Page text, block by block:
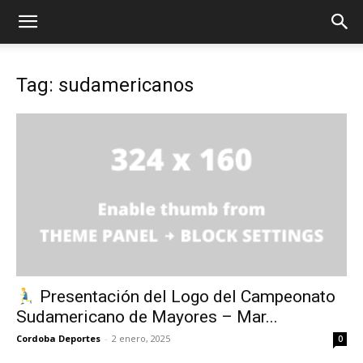
Tag: sudamericanos
Presentación del Logo del Campeonato
Sudamericano de Mayores – Mar...
Cordoba Deportes - 2 enero, 2025 0